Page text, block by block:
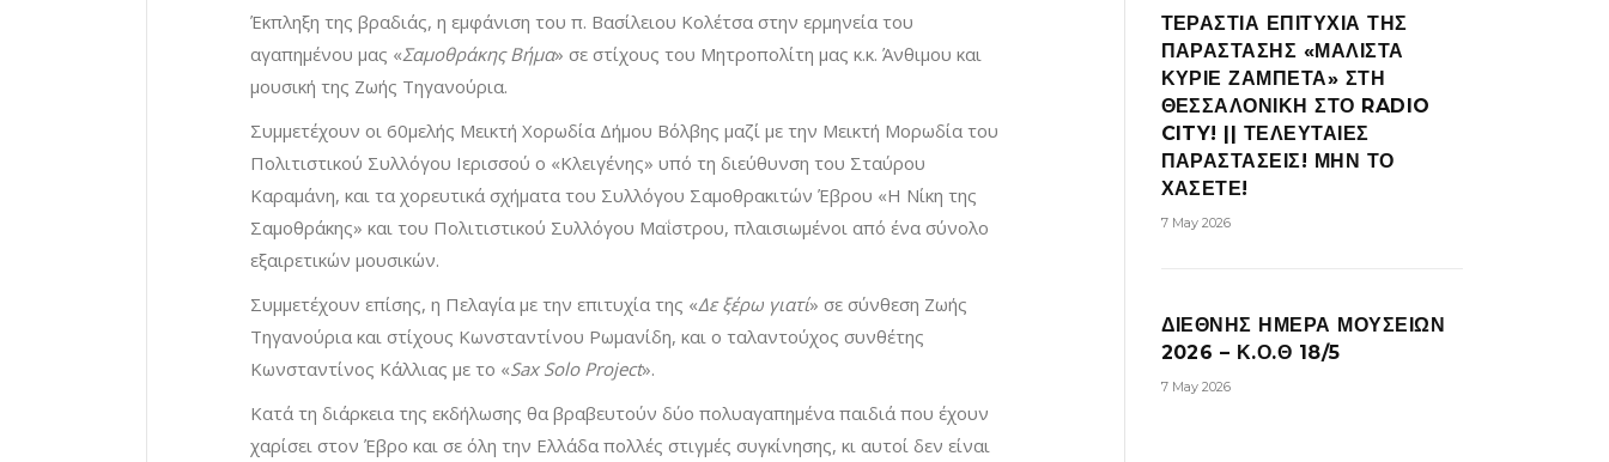
Έκπληξη της βραδιάς, η εμφάνιση του π. Βασίλειου Κολέτσα στην ερμηνεία του
αγαπημένου μας «Σαμοθράκης Βήμα» σε στίχους του Μητροπολίτη μας κ.κ. Άνθιμου και
μουσική της Ζωής Τηγανούρια.
Συμμετέχουν οι 60μελής Μεικτή Χορωδία Δήμου Βόλβης μαζί με την Μεικτή Μορωδία του
Πολιτιστικού Συλλόγου Ιερισσού ο «Κλειγένης» υπό τη διεύθυνση του Σταύρου
Καραμάνη, και τα χορευτικά σχήματα του Συλλόγου Σαμοθρακιτών Έβρου «Η Νίκη της
Σαμοθράκης» και του Πολιτιστικού Συλλόγου Μαΐστρου, πλαισιωμένοι από ένα σύνολο
εξαιρετικών μουσικών.
Συμμετέχουν επίσης, η Πελαγία με την επιτυχία της «Δε ξέρω γιατί» σε σύνθεση Ζωής
Τηγανούρια και στίχους Κωνσταντίνου Ρωμανίδη, και ο ταλαντούχος συνθέτης
Κωνσταντίνος Κάλλιας με το «Sax Solo Project».
Κατά τη διάρκεια της εκδήλωσης θα βραβευτούν δύο πολυαγαπημένα παιδιά που έχουν
χαρίσει στον Έβρο και σε όλη την Ελλάδα πολλές στιγμές συγκίνησης, κι αυτοί δεν είναι
ΤΕΡΑΣΤΙΑ ΕΠΙΤΥΧΙΑ ΤΗΣ
ΠΑΡΑΣΤΑΣΗΣ «ΜΑΛΙΣΤΑ
ΚΥΡΙΕ ΖΑΜΠΕΤΑ» ΣΤΗ
ΘΕΣΣΑΛΟΝΙΚΗ ΣΤΟ RADIO
CITY! || ΤΕΛΕΥΤΑΙΕΣ
ΠΑΡΑΣΤΑΣΕΙΣ! ΜΗΝ ΤΟ
ΧΑΣΕΤΕ!
7 May 2026
ΔΙΕΘΝΗΣ ΗΜΕΡΑ ΜΟΥΣΕΙΩΝ
2026 – Κ.Ο.Θ 18/5
7 May 2026